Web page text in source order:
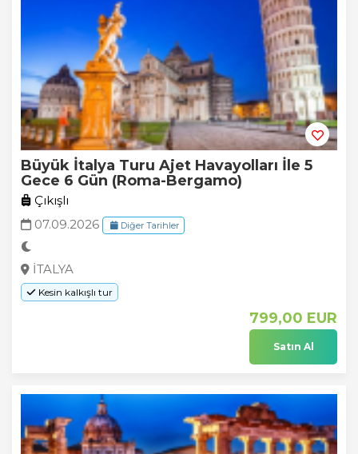
Büyük İtalya Turu Ajet Havayolları İle 5
Gece 6 Gün (Roma-Bergamo)
Çıkışlı
07.09.2026
Diğer Tarihler
İTALYA
Kesin kalkışlı tur
799,00 EUR
Satın Al